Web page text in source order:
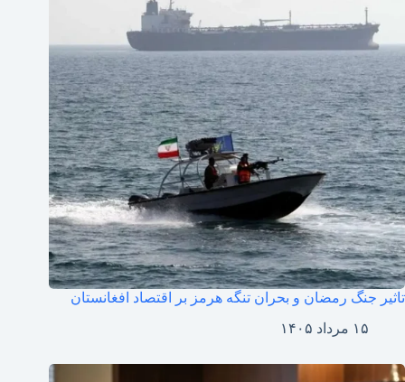
تاثیر جنگ رمضان و بحران تنگه هرمز بر اقتصاد افغانستان
۱۵ مرداد ۱۴۰۵